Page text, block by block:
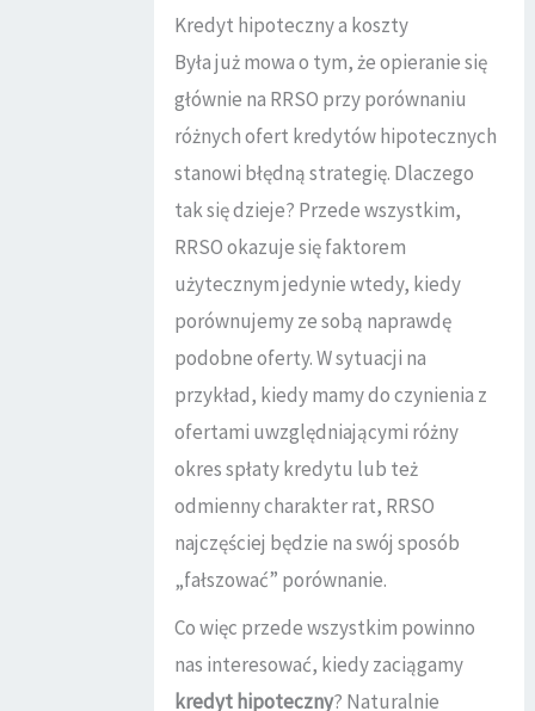
Kredyt hipoteczny a koszty
Była już mowa o tym, że opieranie się
głównie na RRSO przy porównaniu
różnych ofert kredytów hipotecznych
stanowi błędną strategię. Dlaczego
tak się dzieje? Przede wszystkim,
RRSO okazuje się faktorem
użytecznym jedynie wtedy, kiedy
porównujemy ze sobą naprawdę
podobne oferty. W sytuacji na
przykład, kiedy mamy do czynienia z
ofertami uwzględniającymi różny
okres spłaty kredytu lub też
odmienny charakter rat, RRSO
najczęściej będzie na swój sposób
„fałszować” porównanie.
Co więc przede wszystkim powinno
nas interesować, kiedy zaciągamy
kredyt hipoteczny? Naturalnie